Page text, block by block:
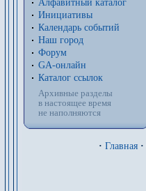
Алфавитный каталог
Инициативы
Календарь событий
Наш город
Форум
GA-онлайн
Каталог ссылок
Архивные разделы
в настоящее время
не наполняются
· Главная ·